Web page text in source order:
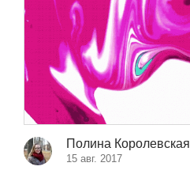
Полина Королевская
15 авг. 2017